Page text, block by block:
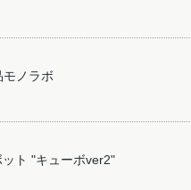
ノラボ
ト "キューボver2"